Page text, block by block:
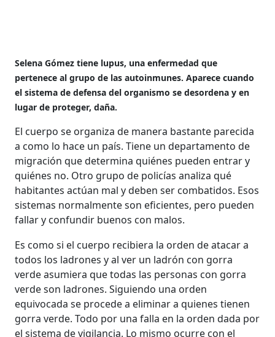
Selena Gómez tiene lupus, una enfermedad que
pertenece al grupo de las autoinmunes. Aparece cuando
el sistema de defensa del organismo se desordena y en
lugar de proteger, daña.
El cuerpo se organiza de manera bastante parecida
a como lo hace un país. Tiene un departamento de
migración que determina quiénes pueden entrar y
quiénes no. Otro grupo de policías analiza qué
habitantes actúan mal y deben ser combatidos. Esos
sistemas normalmente son eficientes, pero pueden
fallar y confundir buenos con malos.
Es como si el cuerpo recibiera la orden de atacar a
todos los ladrones y al ver un ladrón con gorra
verde asumiera que todas las personas con gorra
verde son ladrones. Siguiendo una orden
equivocada se procede a eliminar a quienes tienen
gorra verde. Todo por una falla en la orden dada por
el sistema de vigilancia. Lo mismo ocurre con el